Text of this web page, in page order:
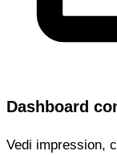
Dashboard
Vedi impression,